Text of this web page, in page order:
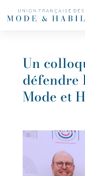
Un
défendre
Mode et